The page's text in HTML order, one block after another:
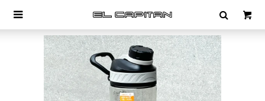
